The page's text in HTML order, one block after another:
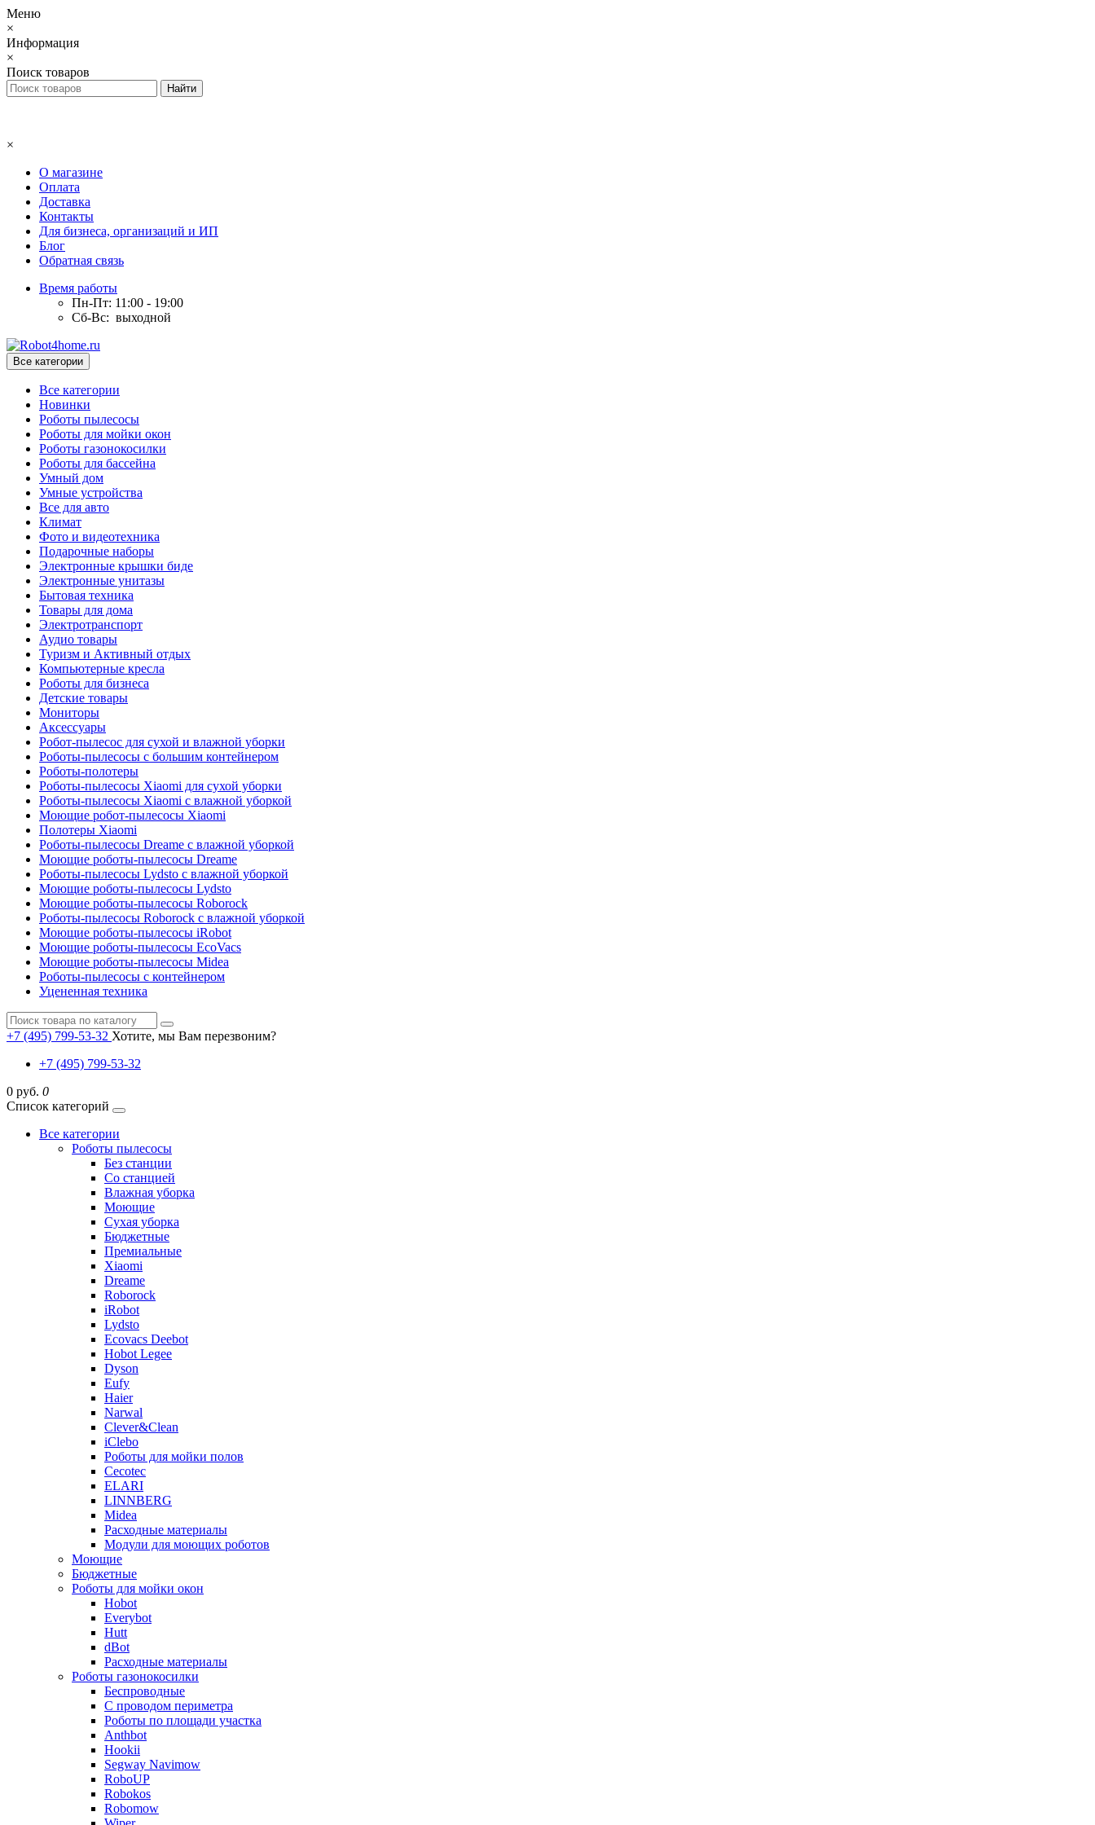
Меню
×
Информация
×
Поиск товаров
×
О магазине
Оплата
Доставка
Контакты
Для бизнеса, организаций и ИП
Блог
Обратная связь
Время работы
Пн-Пт: 11:00 - 19:00
Сб-Вс: выходной
Все категории
Все категории
Новинки
Роботы пылесосы
Роботы для мойки окон
Роботы газонокосилки
Роботы для бассейна
Умный дом
Умные устройства
Все для авто
Климат
Фото и видеотехника
Подарочные наборы
Электронные крышки биде
Электронные унитазы
Бытовая техника
Товары для дома
Электротранспорт
Аудио товары
Туризм и Активный отдых
Компьютерные кресла
Роботы для бизнеса
Детские товары
Мониторы
Аксессуары
Робот-пылесос для сухой и влажной уборки
Роботы-пылесосы с большим контейнером
Роботы-полотеры
Роботы-пылесосы Xiaomi для сухой уборки
Роботы-пылесосы Xiaomi с влажной уборкой
Моющие робот-пылесосы Xiaomi
Полотеры Xiaomi
Роботы-пылесосы Dreame с влажной уборкой
Моющие роботы-пылесосы Dreame
Роботы-пылесосы Lydsto с влажной уборкой
Моющие роботы-пылесосы Lydsto
Моющие роботы-пылесосы Roborock
Роботы-пылесосы Roborock с влажной уборкой
Моющие роботы-пылесосы iRobot
Моющие роботы-пылесосы EcoVacs
Моющие роботы-пылесосы Midea
Роботы-пылесосы с контейнером
Уцененная техника
+7 (495) 799-53-32 Хотите, мы Вам перезвоним?
+7 (495) 799-53-32
0 руб. 0
Список категорий
Все категории
Роботы пылесосы
Без станции
Со станцией
Влажная уборка
Моющие
Сухая уборка
Бюджетные
Премиальные
Xiaomi
Dreame
Roborock
iRobot
Lydsto
Ecovacs Deebot
Hobot Legee
Dyson
Eufy
Haier
Narwal
Clever&Clean
iClebo
Роботы для мойки полов
Cecotec
ELARI
LINNBERG
Midea
Расходные материалы
Модули для моющих роботов
Моющие
Бюджетные
Роботы для мойки окон
Hobot
Everybot
Hutt
dBot
Расходные материалы
Роботы газонокосилки
Беспроводные
С проводом периметра
Роботы по площади участка
Anthbot
Hookii
Segway Navimow
RoboUP
Robokos
Robomow